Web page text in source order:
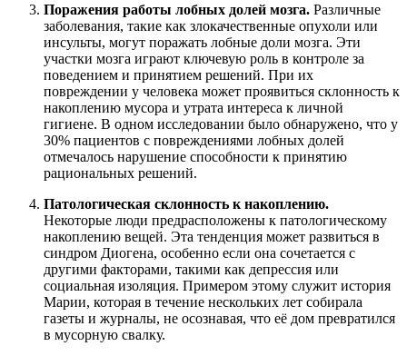
Поражения работы лобных долей мозга. Различные
заболевания, такие как злокачественные опухоли или
инсульты, могут поражать лобные доли мозга. Эти
участки мозга играют ключевую роль в контроле за
поведением и принятием решений. При их
повреждении у человека может проявиться склонность к
накоплению мусора и утрата интереса к личной
гигиене. В одном исследовании было обнаружено, что у
30% пациентов с повреждениями лобных долей
отмечалось нарушение способности к принятию
рациональных решений.
Патологическая склонность к накоплению.
Некоторые люди предрасположены к патологическому
накоплению вещей. Эта тенденция может развиться в
синдром Диогена, особенно если она сочетается с
другими факторами, такими как депрессия или
социальная изоляция. Примером этому служит история
Марии, которая в течение нескольких лет собирала
газеты и журналы, не осознавая, что её дом превратился
в мусорную свалку.